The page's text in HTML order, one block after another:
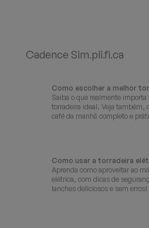
Cadence Sim.pli.fi.ca
Como escolher a melhor
Saiba o que realmente importa
torradeira ideal. Veja também,
café da manhã completo e
Como usar a torradeira
Aprenda como aproveitar ao
elétrica, com dicas de
lanches deliciosos e sem erros!